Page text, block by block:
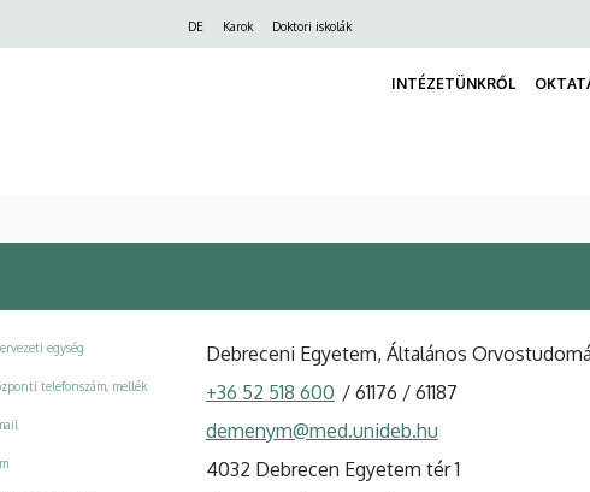
DE Karok Doktori iskolák
INTÉZETÜNKRŐL
egység Debreceni Egyetem, Általános
telefonszám, mellék +36 52 518 600 / 61176 / 61187
demenym@med.unideb.hu
4032 Debrecen Egyetem tér 1